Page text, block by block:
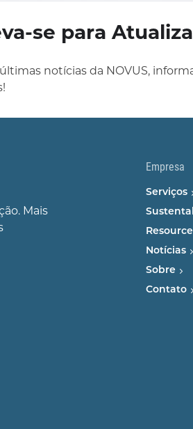
se para
notícias da NOVUS,
Mais
Empresa
Serviços
Notícias
Sobre
Contato